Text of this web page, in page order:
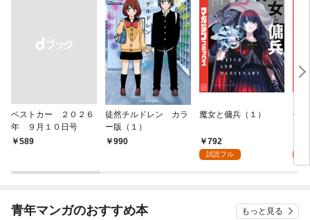
ベストカー ２０２６
年 ９月１０日号
￥589
徒然チルドレン カラ
ー版（１）
990
魔女と傭兵（１）
792
試読フル
信
ガ
９
『
（
青年マンガのおすすめ本 もっと見る